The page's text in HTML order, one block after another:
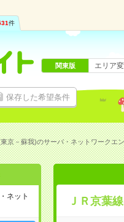
件
保存した希望条件
関東版 エリア
京－蘇我)のサーバ・ネットワークエ
ネット
ＪＲ京葉